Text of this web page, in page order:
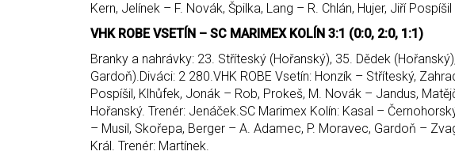
Kern, Jelínek – F. Novák, Špilka, Lang – R. Chlán, Hujer, Jiří
VHK ROBE VSETÍN – SC MARIMEX KOLÍN 3:1 (0:0, 2:0, 1:1)
Branky a nahrávky: 23. Stříteský (Hořanský), 35. Dědek
Gardoň).Diváci: 2 280.VHK ROBE Vsetín: Honzík – Stříteský,
Pospíšil, Klhůfek, Jonák – Rob, Prokeš, M. Novák – Jandus,
Hořanský. Trenér: Jenáček.SC Marimex Kolín: Kasal –
– Musil, Skořepa, Berger – A. Adamec, P. Moravec, Gardoň –
Král. Trenér: Martínek.